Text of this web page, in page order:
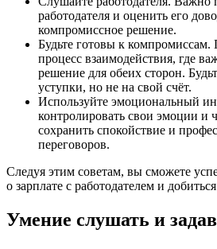
работодателя и оценить его
компромиссное решение.
Будьте готовы к компромиссам.
процесс взаимодействия, где
решение для обеих сторон.
уступки, но не на свой счёт.
Используйте эмоциональный
контролировать свои эмоции и
сохранить спокойствие и
переговоров.
Следуя этим советам, вы сможете
о зарплате с работодателем и
Умение слушать и